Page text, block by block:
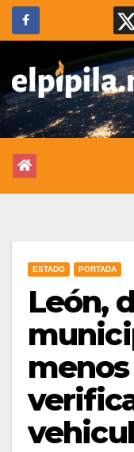
ESTADO PORTADA
León,
menos